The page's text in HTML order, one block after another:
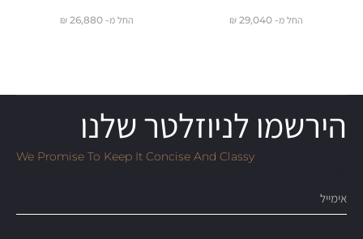
החל מ- 29,040
₪ החל מ- 26,880
₪
הירשמו לניוזלטר שלנו
We Promise To Keep It Concise And Classy